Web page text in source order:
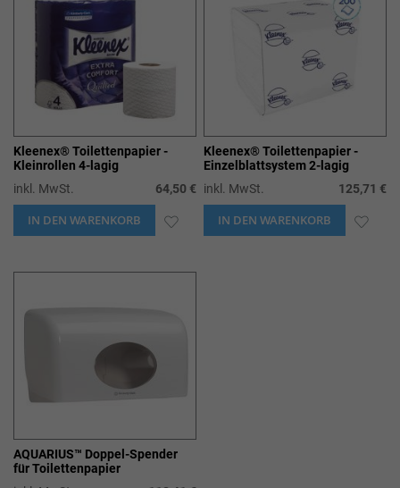
Kleenex® Toilettenpapier -
Kleinrollen 4-lagig
inkl. MwSt.
64,50 €
IN DEN WARENKORB ZUR
Kleenex® Toilettenpapier -
Einzelblattsystem 2-lagig
inkl. MwSt.
125,71 €
IN DEN WARENKORB ZUR
AQUARIUS™ Doppel-Spender
für Toilettenpapier